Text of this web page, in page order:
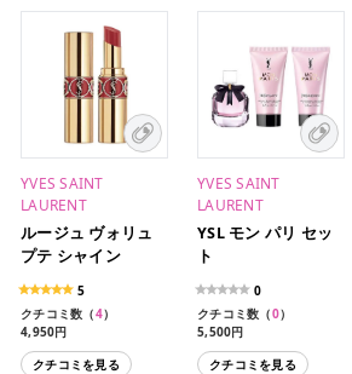
YVES SAINT
LAURENT
ルージュ ヴォリュ
プテ シャイン
5
クチコミ数（4）
4,950円
クチコミを見る
YVES SAINT
LAURENT
YSL モン パリ セッ
ト
0
クチコミ数（0）
5,500円
クチコミを見る